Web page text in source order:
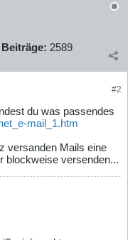
Beiträge: 2589
#2
du was passendes
mail_1.htm
versanden Mails eine
blockweise versenden...